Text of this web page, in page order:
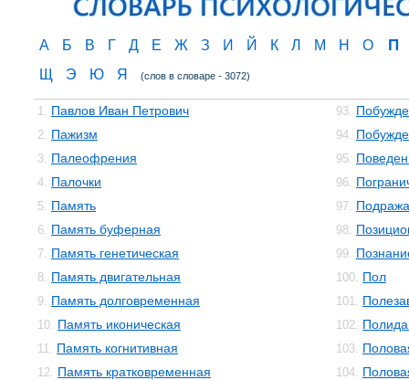
А Б В Г Д Е Ж З И Й К Л М Н О П
Щ Э Ю Я (слов в словаре - 3072)
1. Павлов Иван Петрович
2. Пажизм
3. Палеофрения
4. Палочки
5. Память
6. Память буферная
7. Память генетическая
8. Память двигательная
9. Память долговременная
10. Память иконическая
11. Память когнитивная
12. Память кратковременная
93.
94.
95.
96.
97.
98.
99.
100. Пол
101.
102.
103.
104.